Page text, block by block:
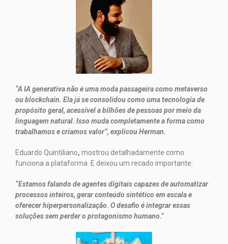
“A IA generativa não é uma moda passageira como metaverso
ou blockchain. Ela já se consolidou como uma tecnologia de
propósito geral, acessível a bilhões de pessoas por meio da
linguagem natural. Isso muda completamente a forma como
trabalhamos e criamos valor”, explicou Herman.
Eduardo Quintiliano, mostrou detalhadamente como
funciona a plataforma. E deixou um recado importante:
“Estamos falando de agentes digitais capazes de automatizar
processos inteiros, gerar conteúdo sintético em escala e
oferecer hiperpersonalização. O desafio é integrar essas
soluções sem perder o protagonismo humano.”